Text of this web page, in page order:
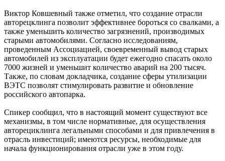
Виктор Ковшевный также отметил, что создание отрасли
авторецклинга позволит эффективнее бороться со свалками, а
также уменьшить количество загрязнений, производимых
старыми автомобилями. Согласно исследованиям,
проведенным Ассоциацией, своевременный вывод старых
автомобилей из эксплуатации будет ежегодно спасать около
7000 жизней и уменьшит количество аварий на 200 тысяч.
Также, по словам докладчика, создание сферы утилизации
ВЭТС позволят стимулировать развитие и обновление
российского автопарка.
Спикер сообщил, что в настоящий момент существуют все
механизмы, в том числе нормативные, для осуществления
авторециклинга легальными способами и для привлечения в
отрасль инвестиций; имеются ресурсы, необходимые для
начала функционирования отрасли уже в этом году.